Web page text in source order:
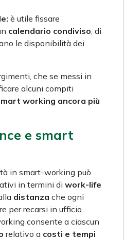
è utile fissare
calendario condiviso , di
le disponibilità dei
che se messi in
alcuni compiti
working ancora più
e smart
in smart-working può
in termini di work-life
distanza che ogni
per recarsi in ufficio.
consente a ciascun
relativo a costi e tempi